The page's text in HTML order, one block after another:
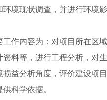
环境现状调查，并进行环境
内容为：对项目所在区域
资料等，进行工程分析，对
损益分析角度，评价建设项
科学依据。